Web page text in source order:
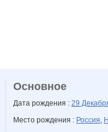
Основное
Дата рождения : 29
Место рождения : Россия,